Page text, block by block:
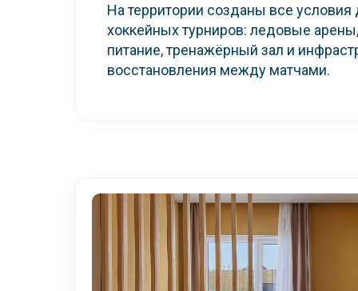
На территории созданы все
хоккейных турниров: ледовые
питание, тренажёрный зал и
восстановления между матчами.